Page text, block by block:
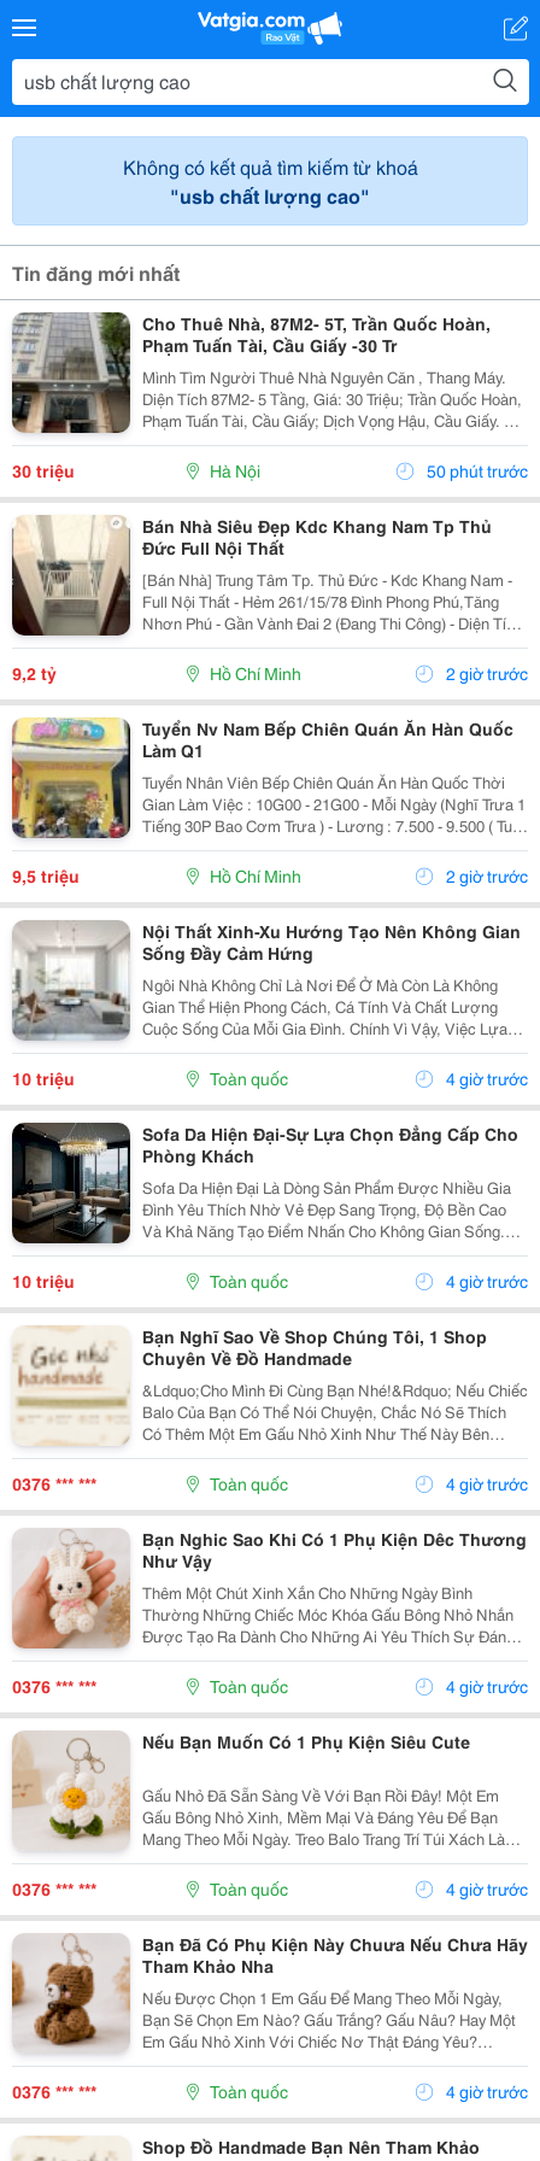
Không có kết quả tìm kiếm từ khoá
"usb chất lượng cao"
Tin đăng mới nhất
Cho Thuê Nhà, 87M2- 5T, Trần Quốc Hoàn,
Phạm Tuấn Tài, Cầu Giấy -30 Tr
Mình Tìm Người Thuê Nhà Nguyên Căn , Thang Máy.
Diện Tích 87M2- 5 Tầng, Giá: 30 Triệu; Trần Quốc Hoàn,
Phạm Tuấn Tài, Cầu Giấy; Dịch Vọng Hậu, Cầu Giấy. +
Liên Hệ Trực Tiếp Chủ Nhà: 0988289962 + Vỉa Hè Lớn,
Mặt Tiền Rộng,Thoáng. + Vị Trí Gần Ngay...
30 triệu Hà Nội 50 phút trước
Bán Nhà Siêu Đẹp Kdc Khang Nam Tp Thủ
Đức Full Nội Thất
[Bán Nhà] Trung Tâm Tp. Thủ Đức - Kdc Khang Nam -
Full Nội Thất - Hẻm 261/15/78 Đình Phong Phú,Tăng
Nhơn Phú - Gần Vành Đai 2 (Đang Thi Công) - Diện Tích
Lý Tưởng: 5.6M X 14.2M (Tổng Diện Tích Công Nhận:
80M2). - Kết Cấu Kiên Cố: 1 Trệt, 2 Lầu,...
9,2 tỷ Hồ Chí Minh 2 giờ trước
Tuyển Nv Nam Bếp Chiên Quán Ăn Hàn Quốc
Làm Q1
Tuyển Nhân Viên Bếp Chiên Quán Ăn Hàn Quốc Thời
Gian Làm Việc : 10G00 - 21G00 - Mỗi Ngày (Nghĩ Trưa 1
Tiếng 30P Bao Cơm Trưa ) - Lương : 7.500 - 9.500 ( Tuỳ
Theo Năng Lực ) Mô Tả Công Việc: - Bếp Chiên : Sử
Dụng Được Chảo Non Biết Chiên...
9,5 triệu Hồ Chí Minh 2 giờ trước
Nội Thất Xinh-Xu Hướng Tạo Nên Không Gian
Sống Đầy Cảm Hứng
Ngôi Nhà Không Chỉ Là Nơi Để Ở Mà Còn Là Không
Gian Thể Hiện Phong Cách, Cá Tính Và Chất Lượng
Cuộc Sống Của Mỗi Gia Đình. Chính Vì Vậy, Việc Lựa
Chọn Nội Thất Xinh Đang Trở Thành Xu Hướng Được
Nhiều Người Quan Tâm Khi Muốn Biến Không Gian
Sống Trở...
10 triệu Toàn quốc 4 giờ trước
Sofa Da Hiện Đại-Sự Lựa Chọn Đẳng Cấp Cho
Phòng Khách
Sofa Da Hiện Đại Là Dòng Sản Phẩm Được Nhiều Gia
Đình Yêu Thích Nhờ Vẻ Đẹp Sang Trọng, Độ Bền Cao
Và Khả Năng Tạo Điểm Nhấn Cho Không Gian Sống.
Với Thiết Kế Tinh Tế Cùng Chất Liệu Da Cao Cấp, Sofa
Không Chỉ Mang Lại Cảm Giác Thoải Mái Mà Còn Thể...
10 triệu Toàn quốc 4 giờ trước
Bạn Nghĩ Sao Về Shop Chúng Tôi, 1 Shop
Chuyên Về Đồ Handmade
&Ldquo;Cho Mình Đi Cùng Bạn Nhé!&Rdquo; Nếu Chiếc
Balo Của Bạn Có Thể Nói Chuyện, Chắc Nó Sẽ Thích
Có Thêm Một Em Gấu Nhỏ Xinh Như Thế Này Bên
Cạnh. Từ Những Buổi Đi Học, Đi Làm, Đi Cà Phê Hay
Những Chuyến Đi Chơi Cuối Tuần, Em Móc Khóa Gấu
Bông...
0376 *** *** Toàn quốc 4 giờ trước
Bạn Nghic Sao Khi Có 1 Phụ Kiện Dêc Thương
Như Vậy
Thêm Một Chút Xinh Xắn Cho Những Ngày Bình
Thường Những Chiếc Móc Khóa Gấu Bông Nhỏ Nhắn
Được Tạo Ra Dành Cho Những Ai Yêu Thích Sự Đáng
Yêu Và Những Món Đồ Có Dấu Ấn Riêng. Từ Chiếc Balo
Đi Học, Túi Xách Đi Chơi Đến Chùm Chìa Khóa Quen
Thuộc,...
0376 *** *** Toàn quốc 4 giờ trước
Nếu Bạn Muốn Có 1 Phụ Kiện Siêu Cute
Gấu Nhỏ Đã Sẵn Sàng Về Với Bạn Rồi Đây! Một Em
Gấu Bông Nhỏ Xinh, Mềm Mại Và Đáng Yêu Để Bạn
Mang Theo Mỗi Ngày. Treo Balo Trang Trí Túi Xách Làm
Móc Khóa Tặng Người Bạn Yêu Quý
Gocnhohandmade.com Không Cần Quá Nhiều Phụ
Kiện, Chỉ Một Em Gấu...
0376 *** *** Toàn quốc 4 giờ trước
Bạn Đã Có Phụ Kiện Này Chuưa Nếu Chưa Hãy
Tham Khảo Nha
Nếu Được Chọn 1 Em Gấu Để Mang Theo Mỗi Ngày,
Bạn Sẽ Chọn Em Nào? Gấu Trắng? Gấu Nâu? Hay Một
Em Gấu Nhỏ Xinh Với Chiếc Nơ Thật Đáng Yêu?
Những Chiếc Móc Khóa Gấu Bông Không Chỉ Là Phụ
Kiện Treo Túi Mà Còn Là Một Cách Để Bạn Thêm Chút
Cá Tính Vào...
0376 *** *** Toàn quốc 4 giờ trước
Shop Đồ Handmade Bạn Nên Tham Khảo